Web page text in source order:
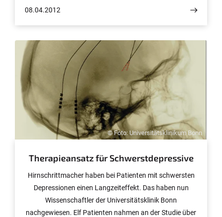
eingesetzt werden kann. Die Wissenschaftler stellen ihre
Ergebnisse in der Fachzeitschrift „Nature Methods“ vor.
08.04.2012
© Foto: Universitätsklinikum Bonn
Therapieansatz für Schwerstdepressive
Hirnschrittmacher haben bei Patienten mit schwersten
Depressionen einen Langzeiteffekt. Das haben nun
Wissenschaftler der Universitätsklinik Bonn
nachgewiesen. Elf Patienten nahmen an der Studie über